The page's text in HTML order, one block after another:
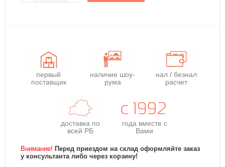
первый
поставщик
наличие шоу-
рума
нал / безнал
расчет
доставка по
всей РБ
года вместе с
Вами
Внимание! Перед приездом на склад оформляйте заказ
у консультанта либо через корзину!